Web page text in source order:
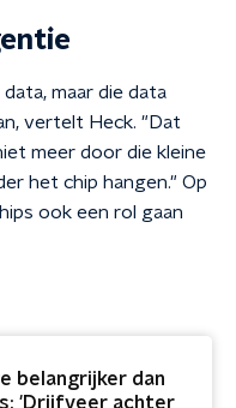
maar die data
vertelt Heck. "Dat
meer door die kleine
het chip hangen." Op
ook een rol gaan
belangrijker dan
'Drijfveer achter